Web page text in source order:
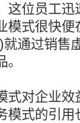
这位员工
模式很快
通过销售
式对企业
模式的引